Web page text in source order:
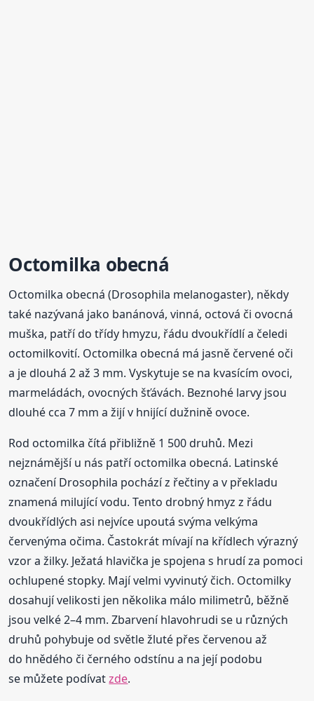
Octomilka obecná
Octomilka obecná (Drosophila melanogaster), někdy
také nazývaná jako banánová, vinná, octová či ovocná
muška, patří do třídy hmyzu, řádu dvoukřídlí a čeledi
octomilkovití. Octomilka obecná má jasně červené oči
a je dlouhá 2 až 3 mm. Vyskytuje se na kvasícím ovoci,
marmeládách, ovocných šťávách. Beznohé larvy jsou
dlouhé cca 7 mm a žijí v hnijící dužnině ovoce.
Rod octomilka čítá přibližně 1 500 druhů. Mezi
nejznámější u nás patří octomilka obecná. Latinské
označení Drosophila pochází z řečtiny a v překladu
znamená milující vodu. Tento drobný hmyz z řádu
dvoukřídlých asi nejvíce upoutá svýma velkýma
červenýma očima. Častokrát mívají na křídlech výrazný
vzor a žilky. Ježatá hlavička je spojena s hrudí za pomoci
ochlupené stopky. Mají velmi vyvinutý čich. Octomilky
dosahují velikosti jen několika málo milimetrů, běžně
jsou velké 2–4 mm. Zbarvení hlavohrudi se u různých
druhů pohybuje od světle žluté přes červenou až
do hnědého či černého odstínu a na její podobu
se můžete podívatzde.